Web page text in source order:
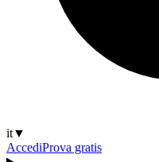
it▼
AccediProva gratis